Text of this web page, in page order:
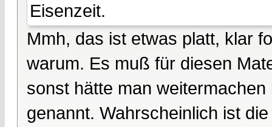
Eisenzeit.
Mmh, das ist etwas platt, klar
warum. Es muß für diesen
sonst hätte man
genannt. Wahrscheinlich ist